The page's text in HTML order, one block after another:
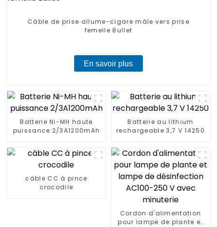
Câble de prise allume-cigare mâle vers prise
femelle Bullet
En savoir plus
Batterie Ni-MH haute
puissance 2/3A1200mAh
Batterie au lithium
rechargeable 3,7 V 14250
câble CC à pince
crocodile
Cordon d'alimentation
pour lampe de plante et